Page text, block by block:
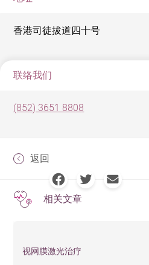
香港司徒拔道四十号
联络我们
(852) 3651 8808
返回
相关文章
视网膜激光治疗